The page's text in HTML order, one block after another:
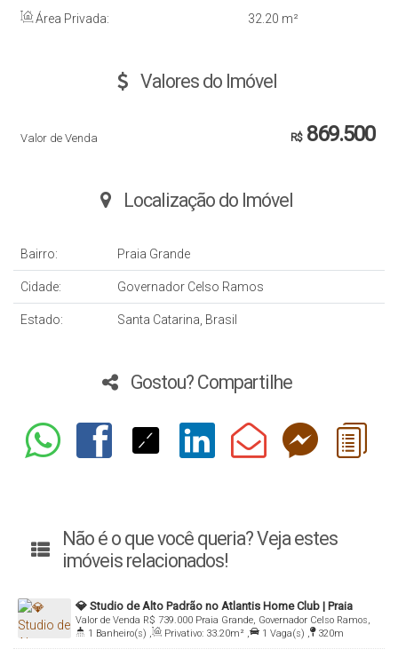
Área Privada: 32.20 m²
Valores do Imóvel
R$869.500
Valor de Venda
Localização do Imóvel
Bairro: Praia Grande
Cidade: Governador Celso Ramos
Estado: Santa Catarina, Brasil
Gostou? Compartilhe
Não é o que você queria? Veja estes
imóveis relacionados!
💎 Studio de Alto Padrão no Atlantis Home Club | Praia
Grande | SC
R$ 739.000
Valor de Venda
Praia Grande, Governador Celso Ramos,
Santa Catarina, Brasil
1 Banheiro(s) , Privativo: 33.20m² , 1 Vaga(s) ,
320m
Distância do Mar